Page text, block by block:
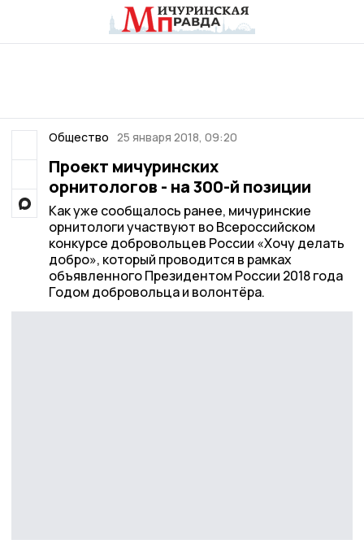
Общество 25 января 2018, 09:20
Проект мичуринских
орнитологов - на 300-й позиции
Как уже сообщалось ранее, мичуринские
орнитологи участвуют во Всероссийском
конкурсе добровольцев России «Хочу делать
добро», который проводится в рамках
объявленного Президентом России 2018 года
Годом добровольца и волонтёра.